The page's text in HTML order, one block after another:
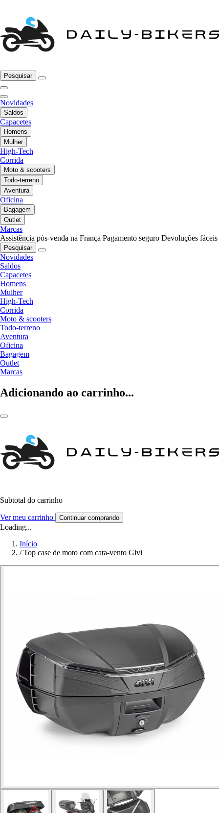
Pesquisar
Novidades
Saldos
Capacetes
Homens
Mulher
High-Tech
Corrida
Moto & scooters
Todo-terreno
Aventura
Oficina
Bagagem
Outlet
Marcas
Assistência pós-venda na França Pagamento seguro Devoluções fáceis
Pesquisar
Novidades
Saldos
Capacetes
Homens
Mulher
High-Tech
Corrida
Moto & scooters
Todo-terreno
Aventura
Oficina
Bagagem
Outlet
Marcas
Adicionando ao carrinho...
Subtotal do carrinho
Ver meu carrinho Continuar comprando
Loading...
Início
/ Top case de moto com cata-vento Givi